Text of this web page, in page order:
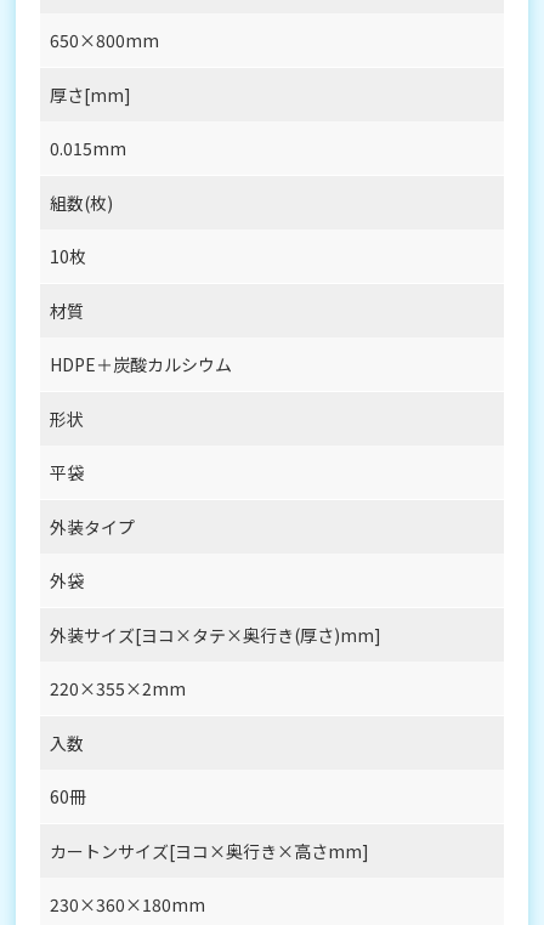
650×800mm
厚さ[mm]
0.015mm
組数(枚)
10枚
材質
HDPE＋炭酸カルシウム
形状
平袋
外装タイプ
外袋
外装サイズ[ヨコ×タテ×奥行き(厚さ)mm]
220×355×2mm
入数
60冊
カートンサイズ[ヨコ×奥行き×高さmm]
230×360×180mm